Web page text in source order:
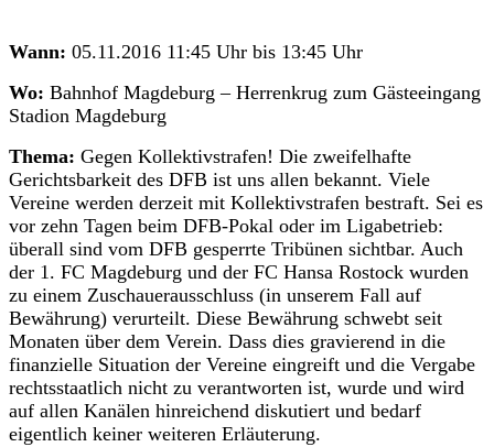
Wann: 05.11.2016 11:45 Uhr bis 13:45 Uhr
Wo: Bahnhof Magdeburg – Herrenkrug zum Gästeeingang
Stadion Magdeburg
Thema: Gegen Kollektivstrafen! Die zweifelhafte
Gerichtsbarkeit des DFB ist uns allen bekannt. Viele
Vereine werden derzeit mit Kollektivstrafen bestraft. Sei es
vor zehn Tagen beim DFB-Pokal oder im Ligabetrieb:
überall sind vom DFB gesperrte Tribünen sichtbar. Auch
der 1. FC Magdeburg und der FC Hansa Rostock wurden
zu einem Zuschauerausschluss (in unserem Fall auf
Bewährung) verurteilt. Diese Bewährung schwebt seit
Monaten über dem Verein. Dass dies gravierend in die
finanzielle Situation der Vereine eingreift und die Vergabe
rechtsstaatlich nicht zu verantworten ist, wurde und wird
auf allen Kanälen hinreichend diskutiert und bedarf
eigentlich keiner weiteren Erläuterung.